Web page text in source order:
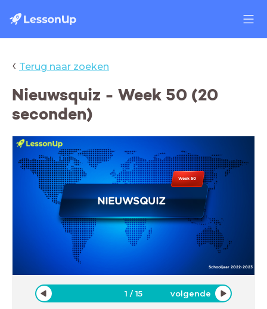
‹ Terug naar zoeken
Nieuwsquiz - Week 50 (20
seconden)
NIEUWSQUIZ
Week 50
Schooljaar 2022-2023
1 /15 volgende